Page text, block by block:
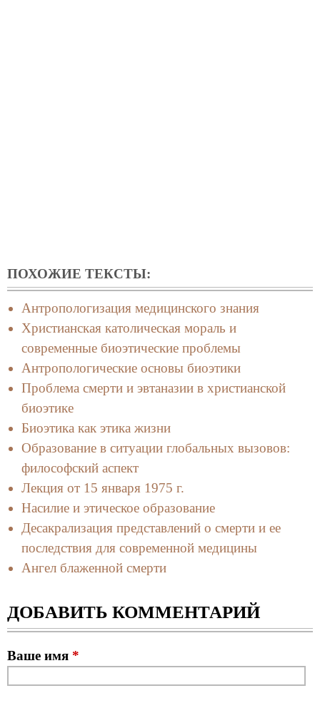
ПОХОЖИЕ ТЕКСТЫ:
Антропологизация медицинского знания
Христианская католическая мораль и
современные биоэтические проблемы
Антропологические основы биоэтики
Проблема смерти и эвтаназии в христианской
биоэтике
Биоэтика как этика жизни
Образование в ситуации глобальных вызовов:
философский аспект
Лекция от 15 января 1975 г.
Насилие и этическое образование
Десакрализация представлений о смерти и ее
последствия для современной медицины
Ангел блаженной смерти
ДОБАВИТЬ КОММЕНТАРИЙ
Ваше имя *